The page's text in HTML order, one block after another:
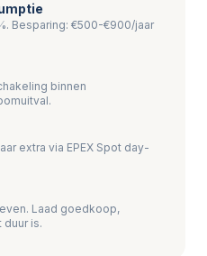
Besparing: €500-€900/jaar
binnen
extra via EPEX Spot day-
Laad goedkoop,
duur is.